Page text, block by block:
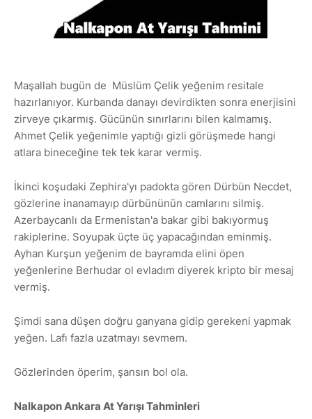
Maşallah bugün de Müslüm Çelik yeğenim resitale
hazırlanıyor. Kurbanda danayı devirdikten sonra enerjisini
zirveye çıkarmış. Gücünün sınırlarını bilen kalmamış.
Ahmet Çelik yeğenimle yaptığı gizli görüşmede hangi
atlara bineceğine tek tek karar vermiş.
İkinci koşudaki Zephira'yı padokta gören Dürbün Necdet,
gözlerine inanamayıp dürbününün camlarını silmiş.
Azerbaycanlı da Ermenistan'a bakar gibi bakıyormuş
rakiplerine. Soyupak üçte üç yapacağından eminmiş.
Ayhan Kurşun yeğenim de bayramda elini öpen
yeğenlerine Berhudar ol evladım diyerek kripto bir mesaj
vermiş.
Şimdi sana düşen doğru ganyana gidip gerekeni yapmak
yeğen. Lafı fazla uzatmayı sevmem.
Gözlerinden öperim, şansın bol ola.
Nalkapon Ankara At Yarışı Tahminleri